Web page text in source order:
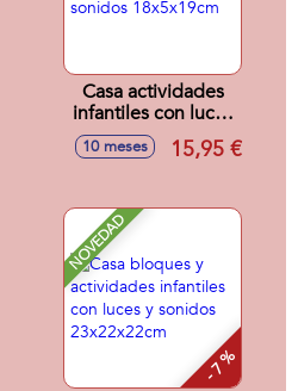
Casa actividades
infantiles con luces
y sonidos
18x5x19cm
10 meses 15,95 €
NOVEDAD
- 7 %